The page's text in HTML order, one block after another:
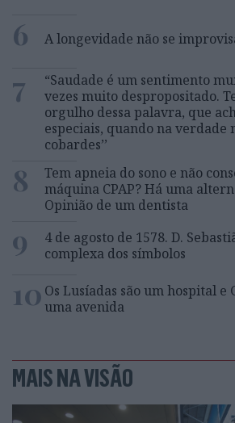
6 A longevidade não se
7
“Saudade é um sentimento
vezes muito despropositado.
orgulho dessa palavra, que
especiais, quando na verdade
cobardes’’
8
Tem apneia do sono e não
máquina CPAP? Há uma
Opinião de um dentista
9
4 de agosto de 1578. D.
complexa dos símbolos
10 Os Lusíadas são um hospital
uma avenida
MAIS NA VISÃO